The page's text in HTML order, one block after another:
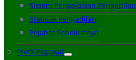
Sistem Pengelolaan Pengadilan
Statistik Pengadilan
Pejabat Sebelumnya
Profil Pegawai